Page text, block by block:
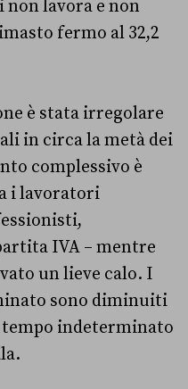
lavora e non
fermo al 32,2
è stata irregolare
in circa la metà dei
complessivo è
i lavoratori
IVA – mentre
un lieve calo. I
sono diminuiti
indeterminato